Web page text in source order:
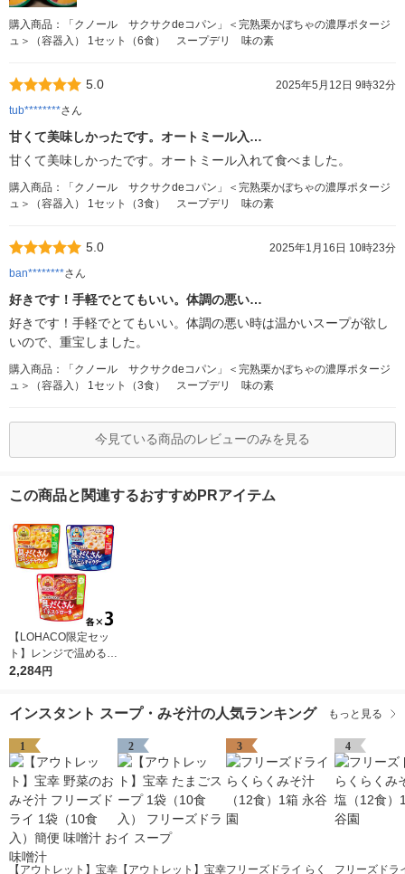
購入商品：「クノール サクサクdeコパン」＜完熟栗かぼちゃの濃厚ポタージ
ュ＞（容器入） 1セット（6食） スープデリ 味の素
5.0
2025年5月12日 9時32分
tub********さん
甘くて美味しかったです。オートミール入…
甘くて美味しかったです。オートミール入れて食べました。
購入商品：「クノール サクサクdeコパン」＜完熟栗かぼちゃの濃厚ポタージ
ュ＞（容器入） 1セット（3食） スープデリ 味の素
5.0
2025年1月16日 10時23分
ban********さん
好きです！手軽でとてもいい。体調の悪い…
好きです！手軽でとてもいい。体調の悪い時は温かいスープが欲し
いので、重宝しました。
購入商品：「クノール サクサクdeコパン」＜完熟栗かぼちゃの濃厚ポタージ
ュ＞（容器入） 1セット（3食） スープデリ 味の素
今見ている商品のレビューのみを見る
この商品と関連するおすすめPRアイテム
【LOHACO限定セッ
ト】レンジで温めるだ
け♪ 江崎グリコ クレ
セット（9食）
2,284円
インスタント スープ・みそ汁の人気ランキング もっと見る
1
【アウトレット】宝幸
2
【アウトレット】宝幸
3
フリーズドライ らく
4
フリーズドラ